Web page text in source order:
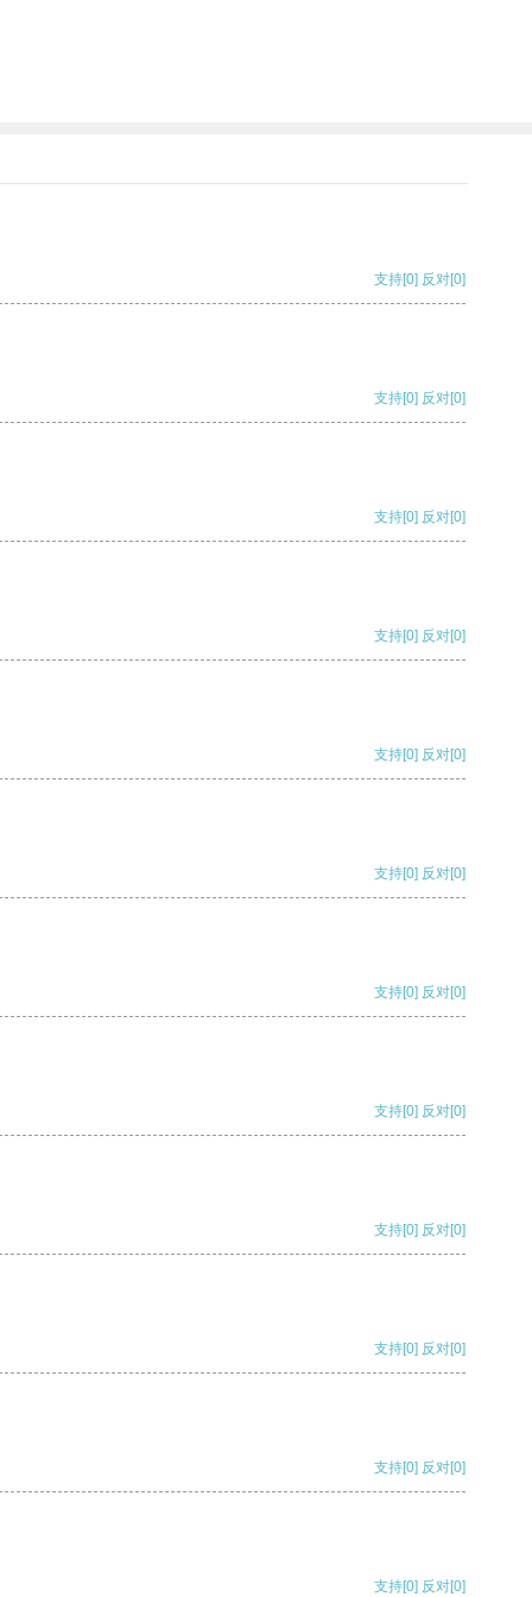
支持[0] 反对[0]
支持[0] 反对[0]
支持[0] 反对[0]
支持[0] 反对[0]
支持[0] 反对[0]
支持[0] 反对[0]
支持[0] 反对[0]
支持[0] 反对[0]
支持[0] 反对[0]
支持[0] 反对[0]
支持[0] 反对[0]
支持[0] 反对[0]